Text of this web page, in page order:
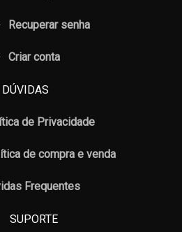
Recuperar senha
Criar conta
DÚVIDAS
de Privacidade
de compra e venda
Frequentes
SUPORTE